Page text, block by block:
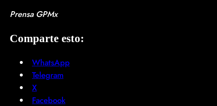
Prensa GPMx
Comparte esto:
WhatsApp
Telegram
X
Facebook